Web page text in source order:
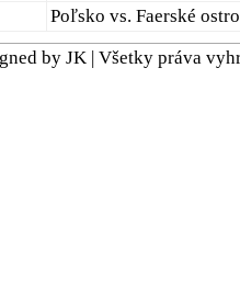
Poľsko vs. Faerské
by JK | Všetky práva